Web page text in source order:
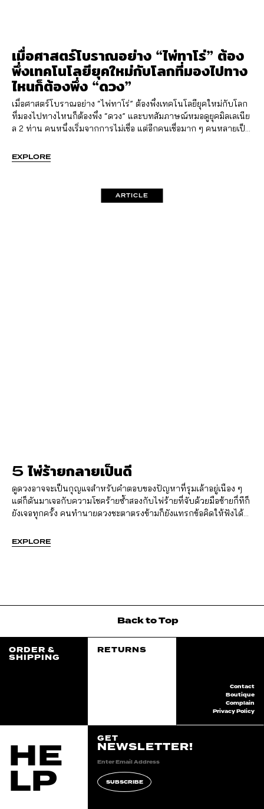
เมื่อศาสตร์โบราณอย่าง “ไพ่ทาโร่” ต้อง
พึ่งเทคโนโลยียุคใหม่กับโลกที่มองไปทาง
ไหนก็ต้องพึ่ง “ดวง”
เมื่อศาสตร์โบราณอย่าง “ไพ่ทาโร่” ต้องพึ่งเทคโนโลยียุคใหม่กับโลก
ที่มองไปทางไหนก็ต้องพึ่ง “ดวง” และบทสัมภาษณ์หมอดูยุคมิลเลเนีย
ล 2 ท่าน คนหนึ่งเริ่มจากการไม่เชื่อ แต่อีกคนเชื่อมาก ๆ คนหลายเป็น
EXPLORE
ARTICLE
5 ไพ่ร้ายกลายเป็นดี
ดูดวงอาจจะเป็นกุญแจสำหรับคำตอบของปัญหาที่รุมเล้าอยู่เนือง ๆ
แต่ก็ดันมาเจอกับความโชคร้ายซ้ำสองกับไพ่ร้ายที่จับด้วยมือซ้ายกี่ทีก็
ยังเจอทุกครั้ง คนทำนายดวงชะตาตรงข้ามก็ยังแทรกข้อคิดให้ฟังได้
EXPLORE
ORDER &
SHIPPING
HE
LP
BacktoTop
RETURNS
GET
NEWSLETTER!
SUBSCRIBE
Contact
Boutique
Complain
Privacy Policy